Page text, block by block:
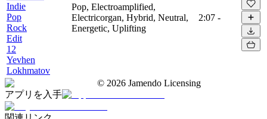
Indie
Pop
Rock
Edit
12
Yevhen
Lokhmatov
Pop, Electroamplified,
Electricorgan, Hybrid, Neutral,
Energetic, Uplifting
2:07 -
© 2026 Jamendo Licensing
アプリを入手